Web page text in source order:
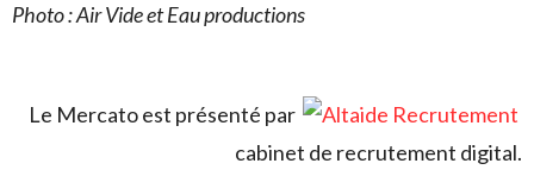
Photo : Air Vide et Eau productions
Le Mercato est présenté par
cabinet de recrutement digital.